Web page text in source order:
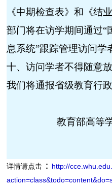
《中期检查表》和《结
部门将在访学期间通过“
息系统”跟踪管理访问学
十、访问学者不得随意
我们将通报省级教育行政
教育部高等
详情请点击 ： http://